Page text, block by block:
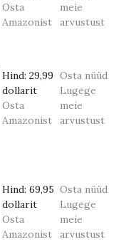
Osta
Amazonist
meie
arvustust
Hind: 29,99
dollarit
Osta
Amazonist
Osta nüüd
Lugege
meie
arvustust
Hind: 69,95
dollarit
Osta
Amazonist
Osta nüüd
Lugege
meie
arvustust